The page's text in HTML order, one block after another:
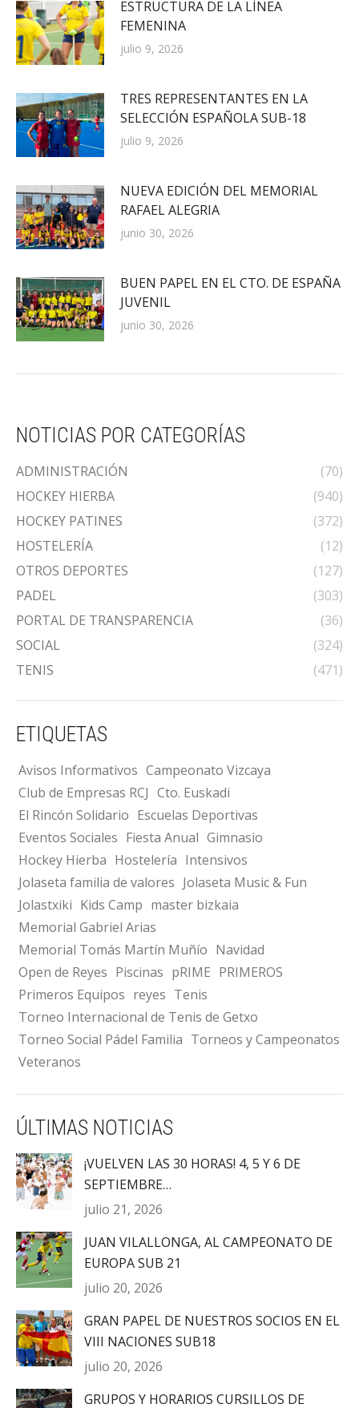
ESTRUCTURA DE LA LÍNEA
FEMENINA
julio 9, 2026
TRES REPRESENTANTES EN LA
SELECCIÓN ESPAÑOLA SUB-18
julio 9, 2026
NUEVA EDICIÓN DEL MEMORIAL
RAFAEL ALEGRIA
junio 30, 2026
BUEN PAPEL EN EL CTO. DE ESPAÑA
JUVENIL
junio 30, 2026
NOTICIAS POR CATEGORÍAS
ADMINISTRACIÓN
(70)
HOCKEY HIERBA
(940)
HOCKEY PATINES
(372)
HOSTELERÍA
(12)
OTROS DEPORTES
(127)
PADEL
(303)
PORTAL DE TRANSPARENCIA
(36)
SOCIAL
(324)
TENIS
(471)
ETIQUETAS
Avisos Informativos Campeonato Vizcaya
Club de Empresas RCJ Cto. Euskadi
El Rincón Solidario Escuelas Deportivas
Eventos Sociales Fiesta Anual Gimnasio
Hockey Hierba Hostelería Intensivos
Jolaseta familia de valores Jolaseta Music & Fun
Jolastxiki Kids Camp master bizkaia
Memorial Gabriel Arias
Memorial Tomás Martín Muñío Navidad
Open de Reyes Piscinas pRIME PRIMEROS
Primeros Equipos reyes Tenis
Torneo Internacional de Tenis de Getxo
Torneo Social Pádel Familia Torneos y Campeonatos
Veteranos
ÚLTIMAS NOTICIAS
¡VUELVEN LAS 30 HORAS! 4, 5 Y 6 DE
SEPTIEMBRE…
julio 21, 2026
JUAN VILALLONGA, AL CAMPEONATO DE
EUROPA SUB 21
julio 20, 2026
GRAN PAPEL DE NUESTROS SOCIOS EN EL
VIII NACIONES SUB18
julio 20, 2026
GRUPOS Y HORARIOS CURSILLOS DE